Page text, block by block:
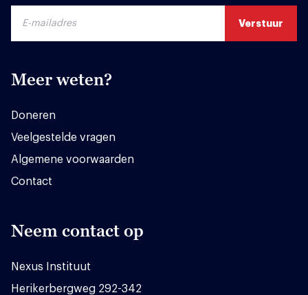
Meer weten?
Doneren
Veelgestelde vragen
Algemene voorwaarden
Contact
Neem contact op
Nexus Instituut
Herikerbergweg 292-342